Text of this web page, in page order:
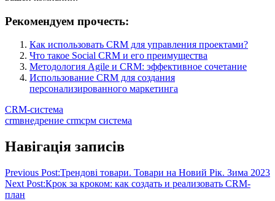
Рекомендуем прочесть:
Как использовать CRM для управления проектами?
Что такое Social CRM и его преимущества
Методология Agile и CRM: эффективное сочетание
Использование CRM для создания
персонализированного маркетинга
CRM-система
crmвнедрение crmсрм система
Навігація записів
Previous Post:Трендові товари. Товари на Новий Рік. Зима 2023
Next Post:Крок за кроком: как создать и реализовать CRM-
план